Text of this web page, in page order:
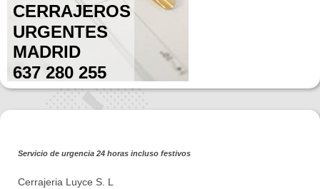
CERRAJEROS
URGENTES
MADRID
637 280 255
Servicio de urgencia 24 horas incluso festivos
Cerrajeria Luyce S. L